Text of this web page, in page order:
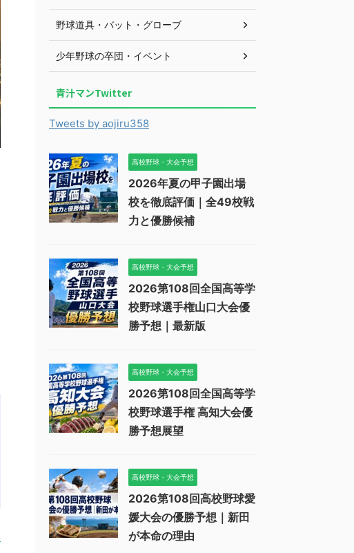
野球道具・バット・グローブ
少年野球の卒団・イベント
青汁マンTwitter
Tweets by aojiru358
高校野球・大会予想
2026年夏の甲子園出場
校を徹底評価｜全49校戦
力と優勝候補
高校野球・大会予想
2026第108回全国高等学
校野球選手権山口大会優
勝予想｜最新版
高校野球・大会予想
2026第108回全国高等学
校野球選手権 高知大会優
勝予想展望
高校野球・大会予想
2026第108回高校野球愛
媛大会の優勝予想｜新田
が本命の理由